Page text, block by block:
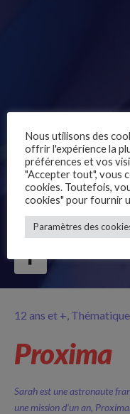
12 ans et + Thématique
Proxima
Sarah est une astronaute
une mission d’un an,
Nous utilisons des
offrir l'expérience la
préférences et vos
"Accepter tout", vous
cookies. Toutefois,
cookies" pour fournir
Paramètres des